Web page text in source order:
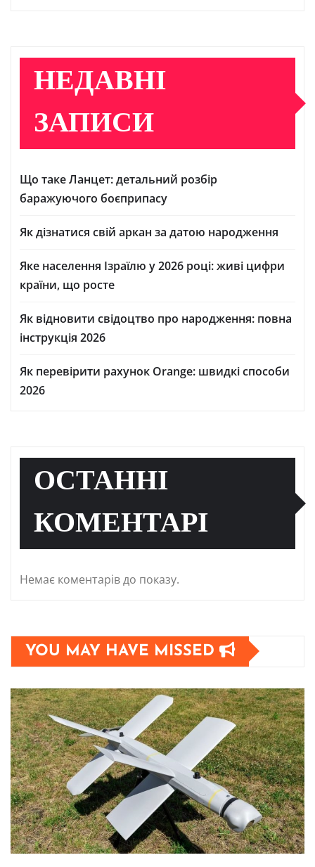
НЕДАВНІ
ЗАПИСИ
Що таке Ланцет: детальний розбір
баражуючого боєприпасу
Як дізнатися свій аркан за датою народження
Яке населення Ізраїлю у 2026 році: живі цифри
країни, що росте
Як відновити свідоцтво про народження: повна
інструкція 2026
Як перевірити рахунок Orange: швидкі способи
2026
ОСТАННІ
КОМЕНТАРІ
Немає коментарів до показу.
YOU MAY HAVE MISSED